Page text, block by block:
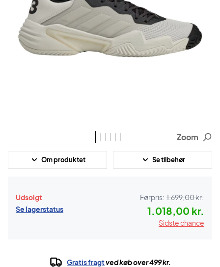
Zoom
Om produktet Se tilbehør
Udsolgt
Se lagerstatus
Førpris: 1.699,00 kr.
1.018,00 kr.
Sidste chance
Gratis fragtved køb over 499 kr.